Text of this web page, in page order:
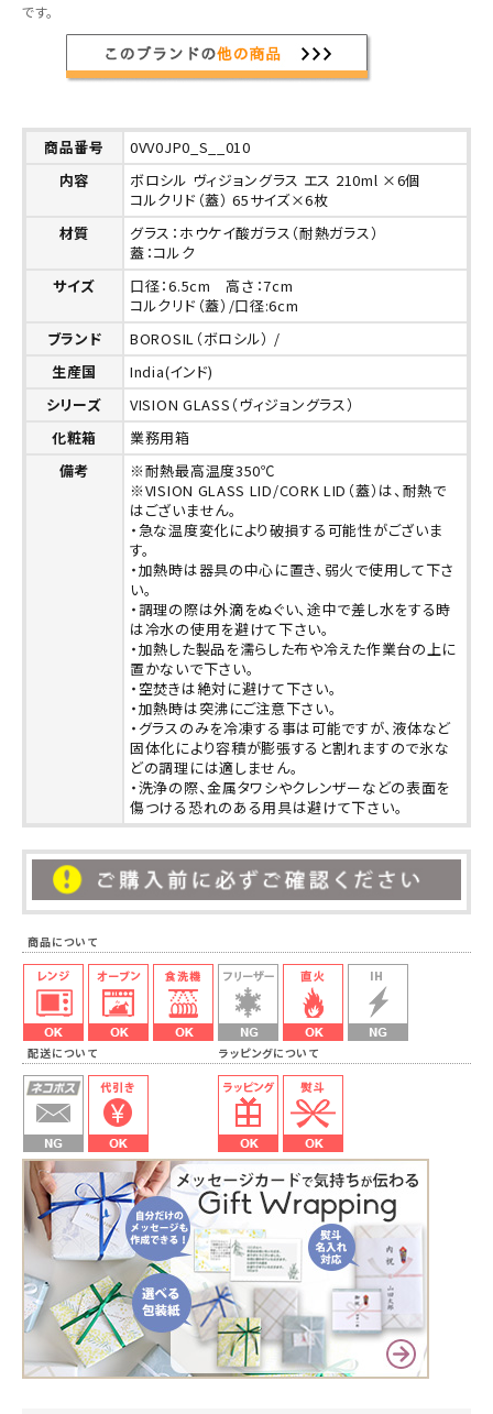
です。
商品番号
0VV0JP0_S__010
内容
ボロシル ヴィジョングラス エス 210ml ×6個
コルクリド（蓋） 65サイズ×6枚
材質
グラス：ホウケイ酸ガラス（耐熱ガラス）
蓋：コルク
サイズ
口径：6.5cm 高さ：7cm
コルクリド（蓋）/口径:6cm
ブランド
BOROSIL（ボロシル） /
生産国
India(インド)
シリーズ
VISION GLASS（ヴィジョングラス）
化粧箱
業務用箱
備考
※耐熱最高温度350℃
※VISION GLASS LID/CORK LID（蓋）は、耐熱で
はございません。
・急な温度変化により破損する可能性がございま
す。
・加熱時は器具の中心に置き、弱火で使用して下さ
い。
・調理の際は外滴をぬぐい、途中で差し水をする時
は冷水の使用を避けて下さい。
・加熱した製品を濡らした布や冷えた作業台の上に
置かないで下さい。
・空焚きは絶対に避けて下さい。
・加熱時は突沸にご注意下さい。
・グラスのみを冷凍する事は可能ですが、液体など
固体化により容積が膨張すると割れますので氷な
どの調理には適しません。
・洗浄の際、金属タワシやクレンザーなどの表面を
傷つける恐れのある用具は避けて下さい。
商品について
配送について ラッピングについて